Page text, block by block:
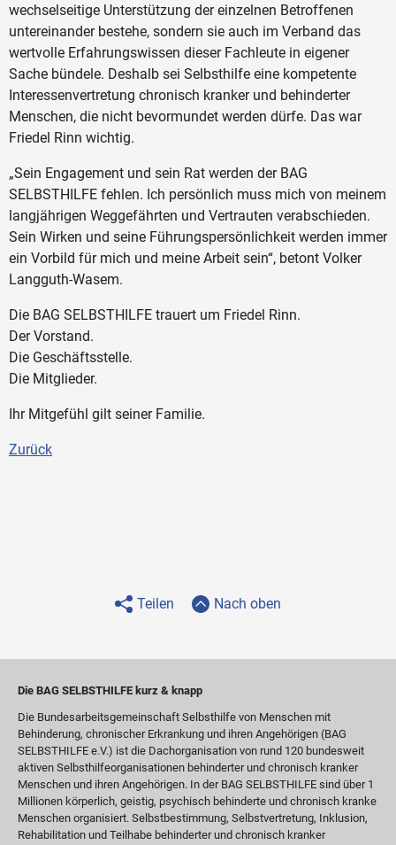
wechselseitige Unterstützung der einzelnen Betroffenen
untereinander bestehe, sondern sie auch im Verband das
wertvolle Erfahrungswissen dieser Fachleute in eigener
Sache bündele. Deshalb sei Selbsthilfe eine kompetente
Interessenvertretung chronisch kranker und behinderter
Menschen, die nicht bevormundet werden dürfe. Das war
Friedel Rinn wichtig.
„Sein Engagement und sein Rat werden der BAG
SELBSTHILFE fehlen. Ich persönlich muss mich von meinem
langjährigen Weggefährten und Vertrauten verabschieden.
Sein Wirken und seine Führungspersönlichkeit werden immer
ein Vorbild für mich und meine Arbeit sein“, betont Volker
Langguth-Wasem.
Die BAG SELBSTHILFE trauert um Friedel Rinn.
Der Vorstand.
Die Geschäftsstelle.
Die Mitglieder.
Ihr Mitgefühl gilt seiner Familie.
Zurück
Teilen Nach oben
Die BAG SELBSTHILFE kurz & knapp
Die Bundesarbeitsgemeinschaft Selbsthilfe von Menschen mit
Behinderung, chronischer Erkrankung und ihren Angehörigen (BAG
SELBSTHILFE e.V.) ist die Dachorganisation von rund 120 bundesweit
aktiven Selbsthilfeorganisationen behinderter und chronisch kranker
Menschen und ihren Angehörigen. In der BAG SELBSTHILFE sind über 1
Millionen körperlich, geistig, psychisch behinderte und chronisch kranke
Menschen organisiert. Selbstbestimmung, Selbstvertretung, Inklusion,
Rehabilitation und Teilhabe behinderter und chronisch kranker